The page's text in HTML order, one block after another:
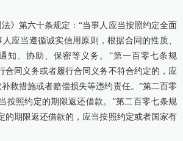
法》第六十条规定：“当事人应当按照约定全面
应当遵循诚实信用原则，根据合同的性质、
知、协助、保密等义务。”第一百零七条规
合同义务或者履行合同义务不符合约定的，应
救措施或者赔偿损失等违约责任。”第二百零
按照约定的期限返还借款。”第二百零七条规
的期限返还借款的，应当按照约定或者国家有